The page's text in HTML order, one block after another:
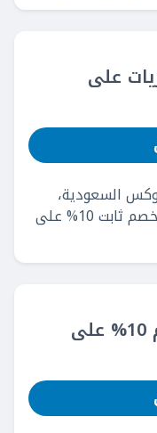
على
السعودية،
واشترِ الأحذية والأساليب المميزة، بخصم ثابت 10% على
كود ترويجي كروكس: خصم 10% على